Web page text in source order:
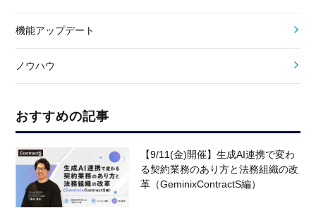
機能アップデート
ノウハウ
おすすめの記事
【9/11(金)開催】生成AI連携で変わ
る契約業務のあり方と法務組織の改
革（GeminixContractS編）